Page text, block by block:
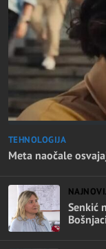
TEHNOLOGIJA
Meta naočale
Senkić